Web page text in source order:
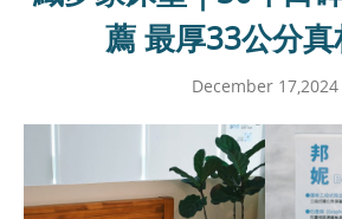
薦 最厚33公分
December 17,2024